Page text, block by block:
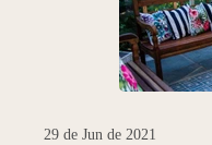
29 de Jun de 2021